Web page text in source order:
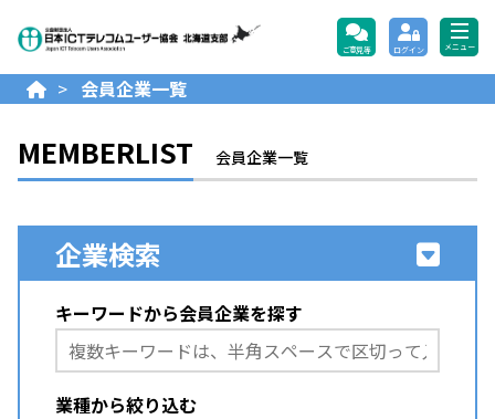
公益財団法人日本ICTテレ
ご意見等 ログイン メニュー
> 会員企業一覧
MEMBERLIST 会員企業一覧
企業検索
キーワードから会員企業を探す
業種から絞り込む